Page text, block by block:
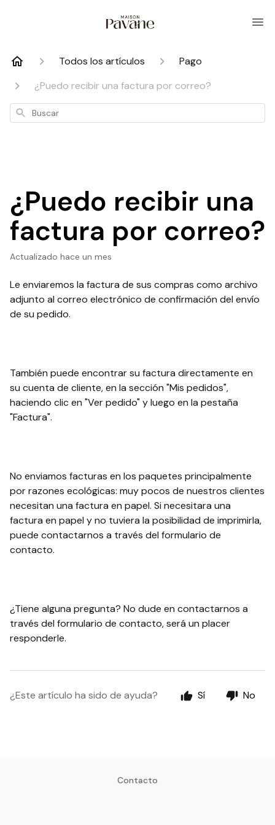
Todos los artículos
Pago
¿Puedo recibir una factura por correo?
Buscar
¿Puedo recibir una
factura por correo?
Actualizado hace un mes
Le enviaremos la factura de sus compras como archivo
adjunto al correo electrónico de confirmación del envío
de su pedido.
También puede encontrar su factura directamente en
su cuenta de cliente, en la sección "Mis pedidos",
haciendo clic en "Ver pedido" y luego en la pestaña
"Factura".
No enviamos facturas en los paquetes principalmente
por razones ecológicas: muy pocos de nuestros clientes
necesitan una factura en papel. Si necesitara una
factura en papel y no tuviera la posibilidad de imprimirla,
puede contactarnos a través del formulario de
contacto.
¿Tiene alguna pregunta? No dude en contactarnos a
través del formulario de contacto, será un placer
responderle.
¿Este artículo ha sido de ayuda? Sí No
Contacto